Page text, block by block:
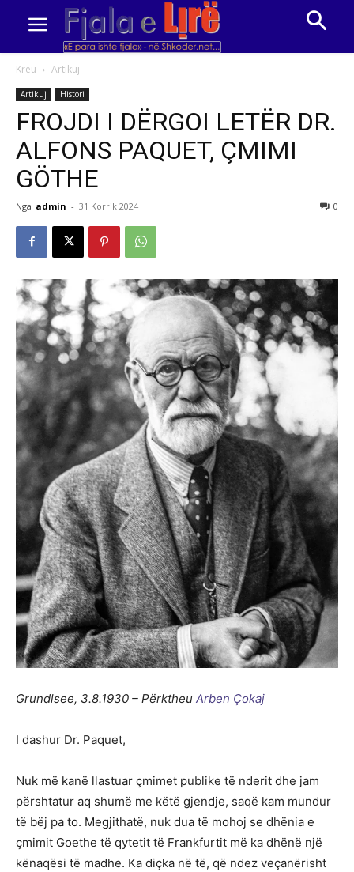
Kreu Artikuj
Artikuj Histori
FROJDI I DËRGOI LETËR DR.
ALFONS PAQUET, ÇMIMI
GÖTHE
Nga admin - 31 Korrik 2024 0
Grundlsee, 3.8.1930 – Përktheu Arben Çokaj
I dashur Dr. Paquet,
Nuk më kanë llastuar çmimet publike të nderit dhe jam
përshtatur aq shumë me këtë gjendje, saqë kam mundur
të bëj pa to. Megjithatë, nuk dua të mohoj se dhënia e
çmimit Goethe të qytetit të Frankfurtit më ka dhënë një
kënaqësi të madhe. Ka diçka në të, që ndez veçanërisht